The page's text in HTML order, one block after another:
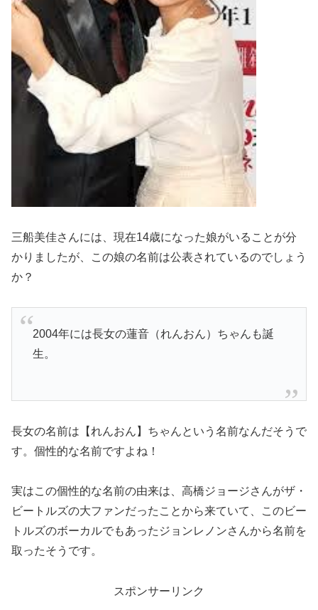
三船美佳さんには、現在14歳になった娘がいることが分
かりましたが、この娘の名前は公表されているのでしょう
か？
2004年には長女の蓮音（れんおん）ちゃんも誕
生。
長女の名前は【れんおん】ちゃんという名前なんだそうで
す。個性的な名前ですよね！
実はこの個性的な名前の由来は、 高橋ジョージさんがザ・
ビートルズの大ファンだった ことから来ていて、このビー
トルズのボーカルでもあったジョンレノンさんから名前を
取ったそうです。
スポンサーリンク